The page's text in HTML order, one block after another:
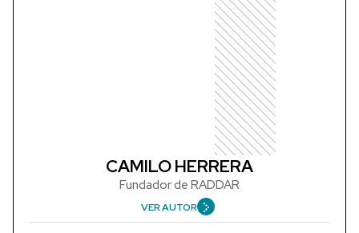
CAMILO HERRERA
Fundador de RADDAR
VER AUTOR